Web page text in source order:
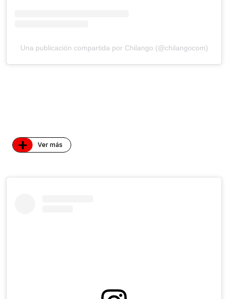
Una publicación compartida por Chilango (@chilangocom)
+ Ver más